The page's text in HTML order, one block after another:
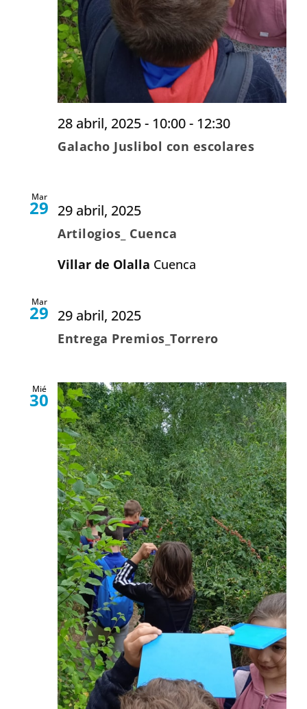
28 abril, 2025 - 10:00- 12:30
Galacho Juslibol con escolares
Mar
29 29 abril, 2025
Artilogios_ Cuenca
Villar de Olalla Cuenca
Mar
29 29 abril, 2025
Entrega Premios_Torrero
Mié
30